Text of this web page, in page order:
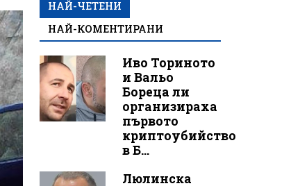
НАЙ-ЧЕТЕНИ
НАЙ-КОМЕНТИРАНИ
Иво Ториното
и Вальо
Бореца ли
организираха
първото
криптоубийство
в Б...
Люлинска